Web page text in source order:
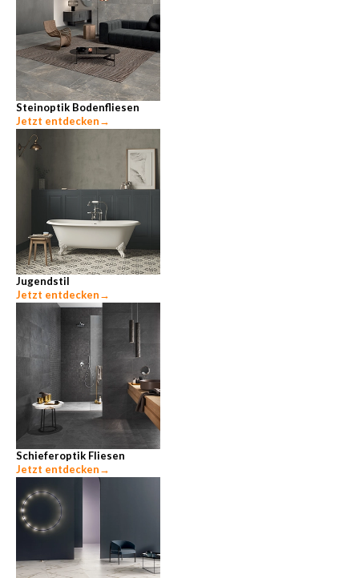
Steinoptik Bodenfliesen
Jetzt entdecken→
Jugendstil
Jetzt entdecken→
Schieferoptik Fliesen
Jetzt entdecken→